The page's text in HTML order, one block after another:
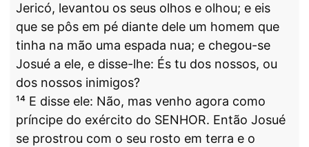
Jericó, levantou os seus olhos e olhou; e eis
que se pôs em pé diante dele um homem que
tinha na mão uma espada nua; e chegou-se
Josué a ele, e disse-lhe: És tu dos nossos, ou
dos nossos inimigos?
¹⁴ E disse ele: Não, mas venho agora como
príncipe do exército do SENHOR. Então Josué
se prostrou com o seu rosto em terra e o